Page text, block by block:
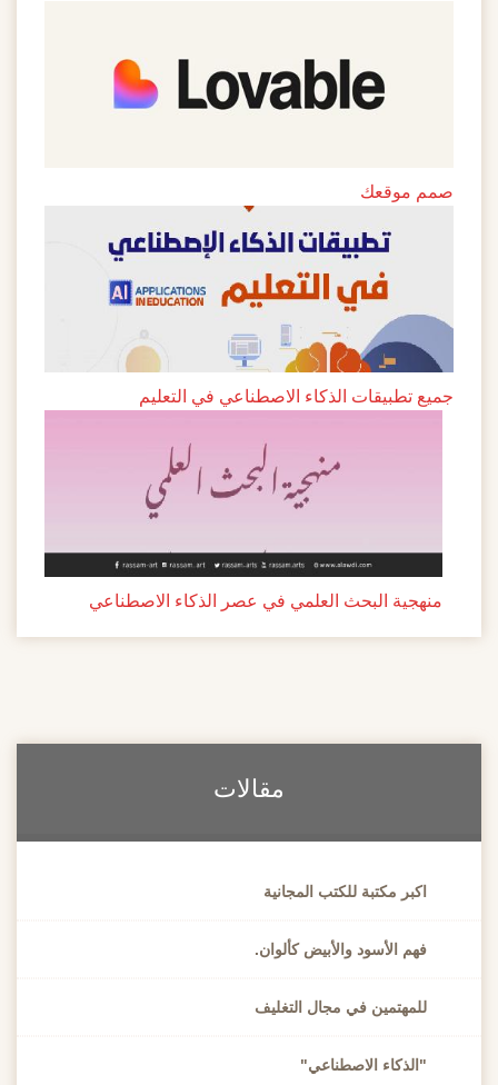
صمم موقعك
جميع تطبيقات الذكاء الاصطناعي في التعليم
منهجية البحث العلمي في عصر الذكاء الاصطناعي
مقالات
اكبر مكتبة للكتب المجانية
فهم الأسود والأبيض كألوان.
للمهتمين في مجال التغليف
"الذكاء الاصطناعي"